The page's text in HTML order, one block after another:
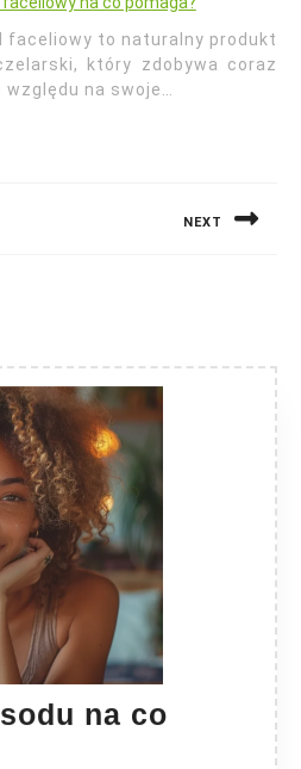
faceliowy to naturalny produkt
który zdobywa coraz
na swoje…
NEXT
na co